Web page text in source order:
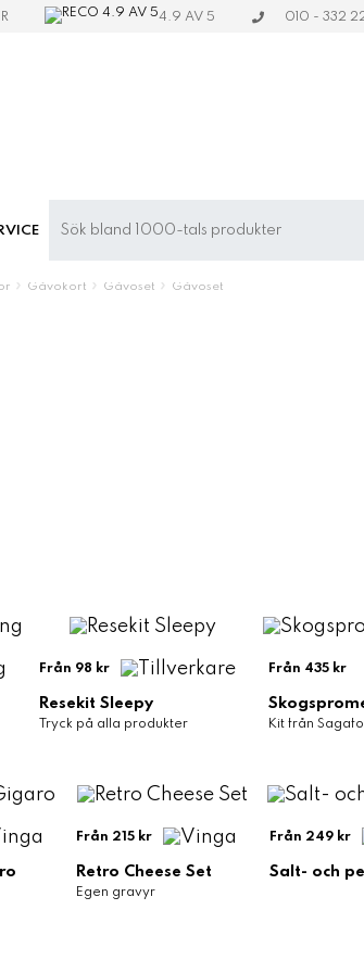
4.9 AV 5 010 - 332
» Gåvokort » Gåvoset » Gåvoset
Från 98 kr
Resekit Sleepy
Tryck på alla produkter
Från 435 kr
Kit från
Från 215 kr
Retro Cheese Set
Egen gravyr
Från 249 kr
Salt- och